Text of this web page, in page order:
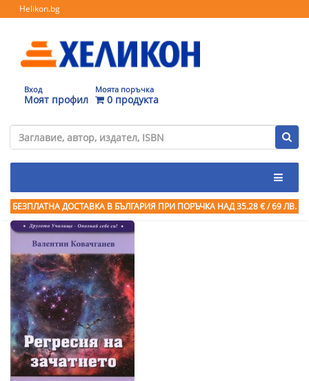
Helikon.bg
Вход
Моят профил
Моята поръчка
0 продукта
БЕЗПЛАТНА ДОСТАВКА В БЪЛГАРИЯ ПРИ ПОРЪЧКА НАД 35.28 € / 69 ЛВ.